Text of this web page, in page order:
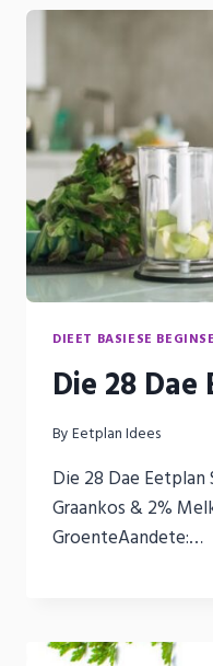
DIEET BASIESE
Die 28 Dae
By Eetplan Idees
Die 28 Dae Eetplan
Graankos & 2%
GroenteAandete:…